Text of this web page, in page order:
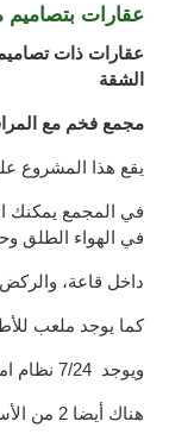
عقارات بتصاميم
عقارات ذات
الشقة
مجمع فخم مع
يقع هذا المشروع على مساحة
في المجمع يمكنك
في الهواء الطلق
داخل قاعة،
كما يوجد ملعب
ويوجد 7/24 نظام امني يجعلك دائما تشعر بالامان
هناك أيضا 2 من الأسواق و30 من المحلات التجارية منها الملابس والأحذية، والمخابز